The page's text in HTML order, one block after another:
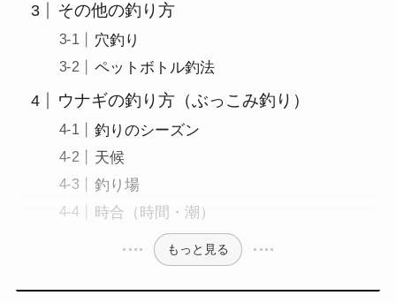
その他の釣り方
穴釣り
ペットボトル釣法
ウナギの釣り方（ぶっこみ釣り）
釣りのシーズン
天候
釣り場
時合（時間・潮）
もっと見る